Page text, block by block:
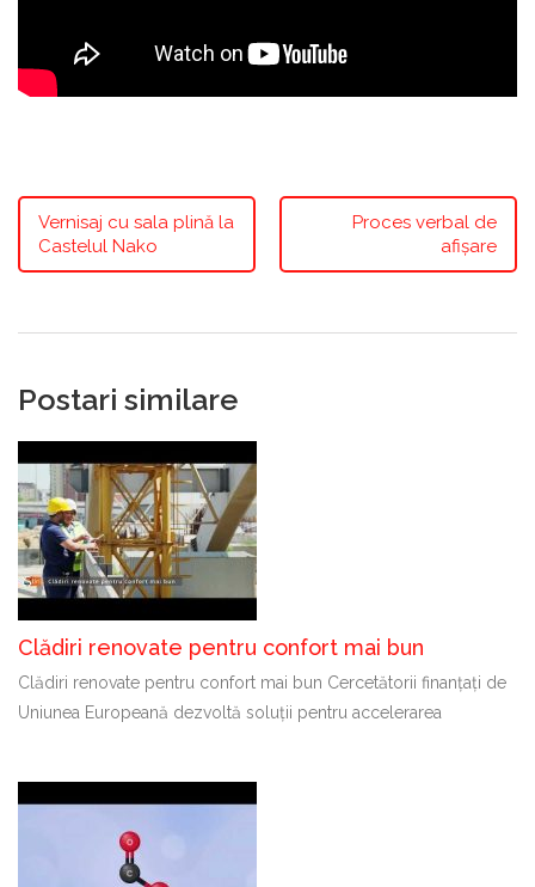
Vernisaj cu sala plină la
Castelul Nako
Proces verbal de
afișare
Postari similare
Clădiri renovate pentru confort mai bun
Clădiri renovate pentru confort mai bun Cercetătorii finanțați de
Uniunea Europeană dezvoltă soluții pentru accelerarea